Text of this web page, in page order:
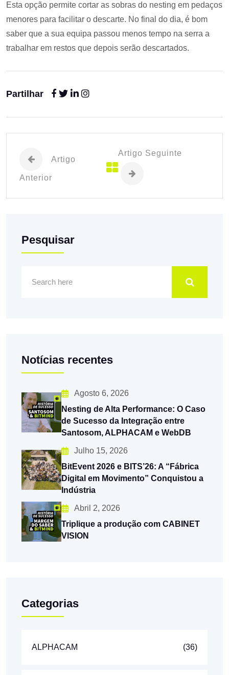
Esta opção permite cortar as sobras do nesting em pedaços
menores para facilitar o descarte. No final do dia, é bom
saber que a sua equipa passou menos tempo na serra a
trabalhar em restos que depois serão descartados.
Partilhar
Artigo
Anterior
Artigo Seguinte
Pesquisar
Notícias recentes
Agosto 6, 2026
Nesting de Alta Performance: O Caso
de Sucesso da Integração entre
Santosom, ALPHACAM e WebDB
Julho 15, 2026
BitEvent 2026 e BITS’26: A “Fábrica
Digital em Movimento” Conquistou a
Indústria
Abril 2, 2026
Triplique a produção com CABINET
VISION
Categorias
ALPHACAM (36)